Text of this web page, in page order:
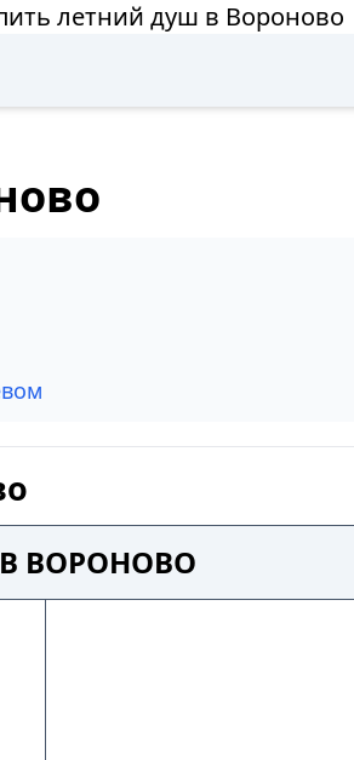
летний душ в Вороново
ВОРОНОВО